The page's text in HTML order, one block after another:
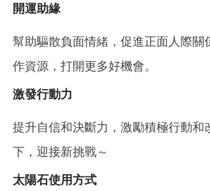
開運助緣
幫助驅散負面情緒，促進正面人際關
作資源，打開更多好機會。
激發行動力
提升自信和決斷力，激勵積極行動和
下，迎接新挑戰～
太陽石使用方式